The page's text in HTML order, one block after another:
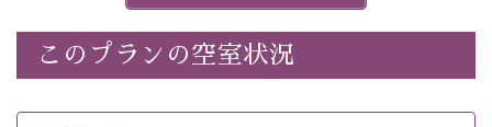
・朝食はこだわりの味噌汁をはじめとした和定食
このプランの空室状況